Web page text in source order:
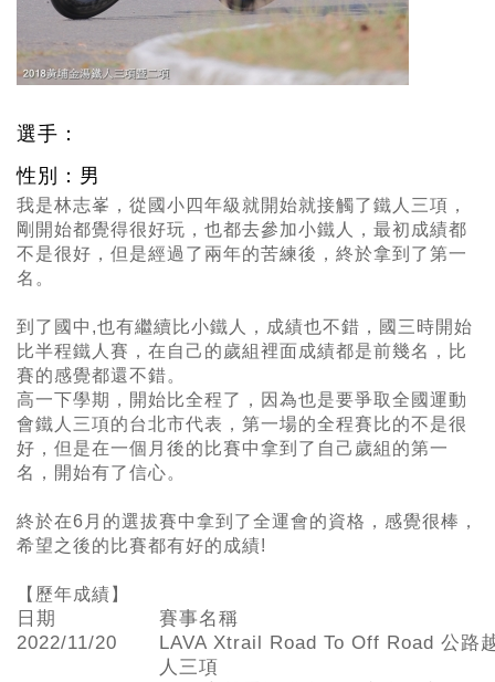
選手：
性別：男
我是林志峯 ， 從國小四年級就開始就接觸了鐵人三項 ，
剛開始都覺得很好玩 ， 也都去參加小鐵人 ， 最初成績都
不是很好 ， 但是經過了兩年的苦練後 ， 終於拿到了第一
名。
到了國中,也有繼續比小鐵人 ， 成績也不錯 ， 國三時開始
比半程鐵人賽 ， 在自己的歲組裡面成績都是前幾名 ， 比
賽的感覺都還不錯。
高一下學期 ， 開始比全程了 ， 因為也是要爭取全國運動
會鐵人三項的台北市代表 ， 第一場的全程賽比的不是很
好 ， 但是在一個月後的比賽中拿到了自己歲組的第一
名 ， 開始有了信心。
終於在6月的選拔賽中拿到了全運會的資格，感覺很棒，
希望之後的比賽都有好的成績!
【歷年成績】
日期
賽事名稱
2022/11/20
LAVA Xtrail Road To Off Road 公路
人三項